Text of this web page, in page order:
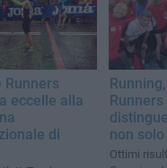
Runners
eccelle alla
di
non solo
Ottimi